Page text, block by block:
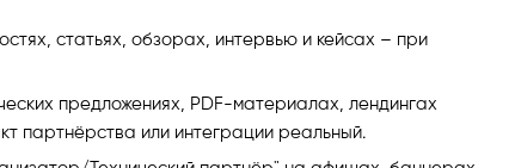
статьях, обзорах, интервью и кейсах – при
предложениях, PDF-материалах, лендингах
партнёрства или интеграции реальный.